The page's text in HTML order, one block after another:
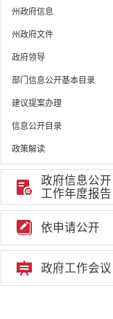
州政府信息
州政府文件
政府领导
部门信息公开基本目录
建议提案办理
信息公开目录
政策解读
机构职能和权责清单
自然资源政务公开
重点领域信息公开
重大建设项目信息
安全生产信息公开
民政信息公开
推进面向转移落户人员的
政府信息公开
工作年度报告
依申请公开
政府工作会议